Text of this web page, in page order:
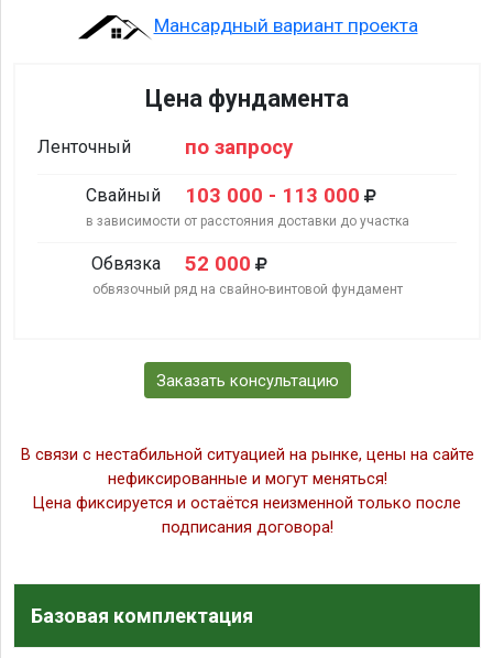
Мансардный вариант проекта
Цена фундамента
Ленточный по запросу
Свайный 103 000 - 113 000
в зависимости от расстояния доставки до участка
Обвязка 52 000
обвязочный ряд на свайно-винтовой фундамент
Заказать консультацию
В связи с нестабильной ситуацией на рынке, цены на сайте
нефиксированные и могут меняться!
Цена фиксируется и остаётся неизменной только после
подписания договора!
Базовая комплектация